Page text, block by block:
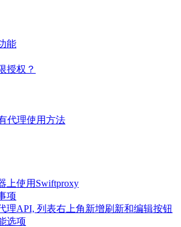
能
授权？
代理使用方法
上使用Swiftproxy
项
理API, 列表右上角新增刷新和编辑按钮
选项